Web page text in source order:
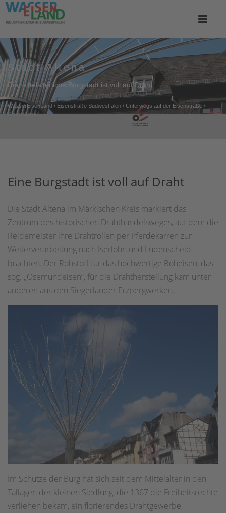
Stadt Altena
Die mittelalterliche Burgstadt ist voll auf Draht
WasserEisenLand / Eisenstraße Südwestfalen / Unterwegs auf der Eisenstraße /
Stadt Altena
Eine Burgstadt ist voll auf Draht
Die Stadt Altena im Märkischen Kreis markiert das
Zentrum des historischen Drahthandelsweges, auf dem die
Reidemeister ihre Drahtrollen per Pferdekarren zur
Weiterverarbeitung nach Iserlohn und Lüdenscheid
brachten. Der Rohstoff für das hochwertige Roheisen, das
sog. „Osemundeisen“, für die Drahtherstellung kam unter
anderen aus den Siegerländer Erzbergwerken.
Im Schutze der Burg hat sich seit dem Mittelalter in den
Tallagen der kleinen Siedlung, die 1367 die Freiheitsrechte
verliehen bekam, ein florierendes Drahtgewerbe